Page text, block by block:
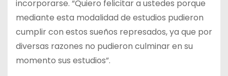
incorporarse. “Quiero felicitar a ustedes porque
mediante esta modalidad de estudios pudieron
cumplir con estos sueños represados, ya que por
diversas razones no pudieron culminar en su
momento sus estudios”.